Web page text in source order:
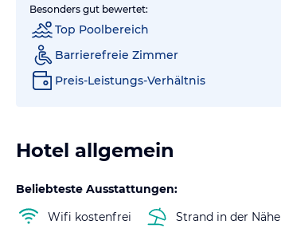
Besonders gut bewertet:
Top Poolbereich
Barrierefreie Zimmer
Preis-Leistungs-Verhältnis
Hotel allgemein
Beliebteste Ausstattungen:
Wifi kostenfrei
Strand in der Nähe